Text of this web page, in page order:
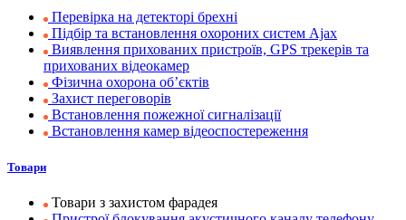
Перевірка на детекторі брехні
Підбір та встановлення охороних систем Ajax
Виявлення прихованих пристроїв, GPS трекерів та
прихованих відеокамер
Фізична охорона об’єктів
Захист переговорів
Встановлення пожежної сигналізації
Встановлення камер відеоспостереження
Товари
Товари з захистом фарадея